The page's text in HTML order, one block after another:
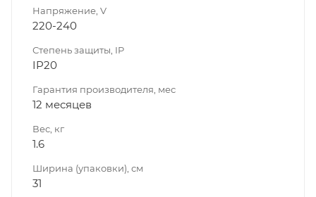
Напряжение, V
220-240
Степень защиты, IP
IP20
Гарантия производителя, мес
12 месяцев
Вес, кг
1.6
Ширина (упаковки), см
31